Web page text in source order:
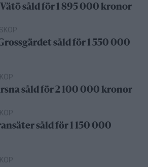
såld för 1 895 000 kronor
såld för 1 550 000
såld för 2 100 000 kronor
såld för 1 150 000